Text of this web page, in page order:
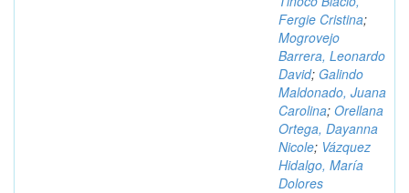
Fergie Cristina;
Mogrovejo
Barrera, Leonardo
David; Galindo
Maldonado, Juana
Carolina; Orellana
Ortega, Dayanna
Nicole; Vázquez
Hidalgo, María
Dolores